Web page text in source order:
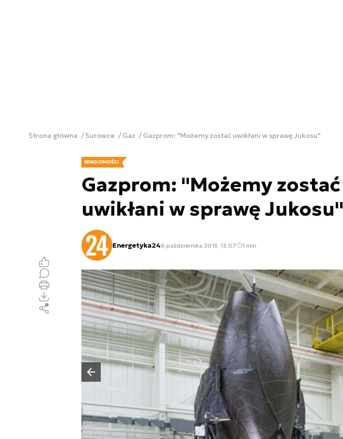
Strona główna Surowce Gaz Gazprom: "Możemy zostać uwikłani w sprawę Jukosu"
WIADOMOŚCI
Gazprom: "Możemy zostać
uwikłani w sprawę Jukosu"
Energetyka246 października 2015, 13:07 1 min.
Poprzedni slajd